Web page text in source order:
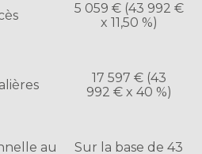
5 059 € (43 992 €
x 11,50 %)
17 597 € (43
992 € x 40 %)
au
Sur la base de 43